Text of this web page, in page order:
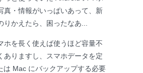
真・情報がいっぱいあって、新
りかえたら、困ったなあ...
ホを長く使えば使うほど容量不
ありますし、スマホデータを定
は Mac にバックアップする必要